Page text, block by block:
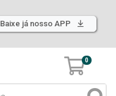
Baixe já nosso APP
0